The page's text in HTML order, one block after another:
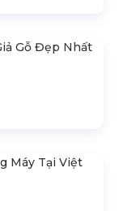
Gỗ Đẹp Nhất
Máy Tại Việt